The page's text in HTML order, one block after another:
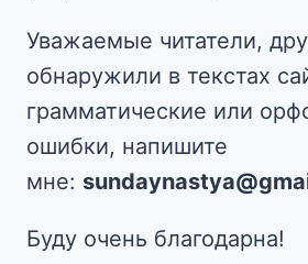
Уважаемые читатели,
обнаружили в текстах
грамматические или
ошибки, напишите
мне:
Буду очень благодарна!